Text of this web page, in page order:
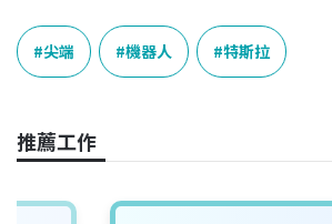
c
e
b
o
k
e
r
e
a
n
e
n
p
y
L
k
尖端 機器人 特斯拉
推薦工作